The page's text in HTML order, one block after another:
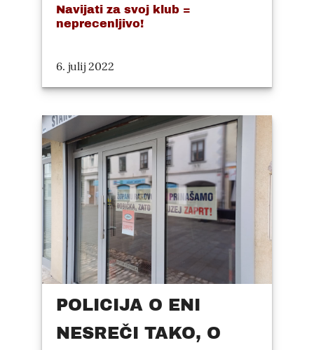
Navijati za svoj klub =
neprecenljivo!
6. julij 2022
POLICIJA O ENI
NESREČI TAKO, O